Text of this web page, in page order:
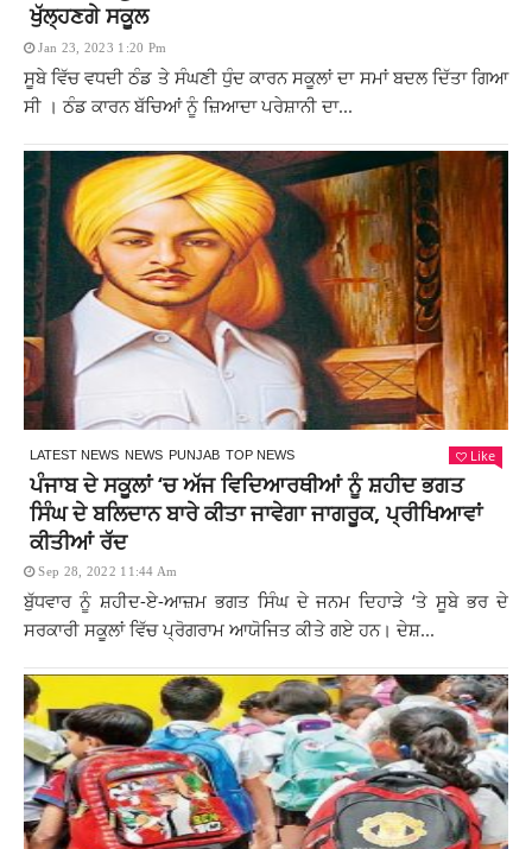
ਖੁੱਲ੍ਹਣਗੇ ਸਕੂਲ
Jan 23, 2023 1:20 Pm
ਸੂਬੇ ਵਿੱਚ ਵਧਦੀ ਠੰਡ ਤੇ ਸੰਘਣੀ ਧੁੰਦ ਕਾਰਨ ਸਕੂਲਾਂ ਦਾ ਸਮਾਂ ਬਦਲ ਦਿੱਤਾ ਗਿਆ
ਸੀ । ਠੰਡ ਕਾਰਨ ਬੱਚਿਆਂ ਨੂੰ ਜ਼ਿਆਦਾ ਪਰੇਸ਼ਾਨੀ ਦਾ...
LATEST NEWS NEWS PUNJAB TOP NEWS Like
ਪੰਜਾਬ ਦੇ ਸਕੂਲਾਂ ‘ਚ ਅੱਜ ਵਿਦਿਆਰਥੀਆਂ ਨੂੰ ਸ਼ਹੀਦ ਭਗਤ
ਸਿੰਘ ਦੇ ਬਲਿਦਾਨ ਬਾਰੇ ਕੀਤਾ ਜਾਵੇਗਾ ਜਾਗਰੂਕ, ਪ੍ਰੀਖਿਆਵਾਂ
ਕੀਤੀਆਂ ਰੱਦ
Sep 28, 2022 11:44 Am
ਬੁੱਧਵਾਰ ਨੂੰ ਸ਼ਹੀਦ-ਏ-ਆਜ਼ਮ ਭਗਤ ਸਿੰਘ ਦੇ ਜਨਮ ਦਿਹਾੜੇ ‘ਤੇ ਸੂਬੇ ਭਰ ਦੇ
ਸਰਕਾਰੀ ਸਕੂਲਾਂ ਵਿੱਚ ਪ੍ਰੋਗਰਾਮ ਆਯੋਜਿਤ ਕੀਤੇ ਗਏ ਹਨ। ਦੇਸ਼...